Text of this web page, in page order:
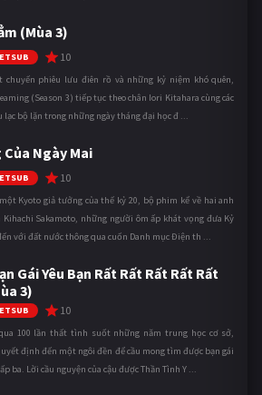
(Mùa 3)
10
chuyến phiêu lưu điên rồ và những kỷ niệm khó quên,
(Season 3) tiếp tục theo chân Iori Kitahara cùng các
lạc bộ lặn trong những ngày tháng đại học đ ...
Của Ngày Mai
10
Kyoto giả tưởng của thế kỷ 20, bộ phim kể về hai anh
Kihachi Sakamoto, những người ôm ấp khát vọng đưa Kỷ
với đất nước thông qua cuốn Danh mục Điện th ...
Gái Yêu Bạn Rất Rất Rất Rất Rất
3)
10
100 lần thất tình suốt những năm trung học cơ sở,
định đến một ngôi đền để cầu mong tìm được bạn gái
ba. Lời cầu nguyện của cậu được Thần Tình Y ...